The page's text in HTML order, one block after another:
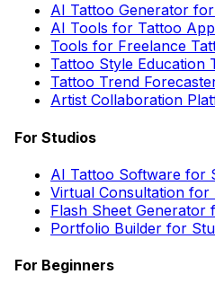
AI Tattoo Generator
AI Tools for Tattoo
Tools for Freelance
Tattoo Style Education
Tattoo Trend
Artist Collaboration
For Studios
AI Tattoo Software for
Virtual Consultation for
Flash Sheet Generator
Portfolio Builder for
For Beginners